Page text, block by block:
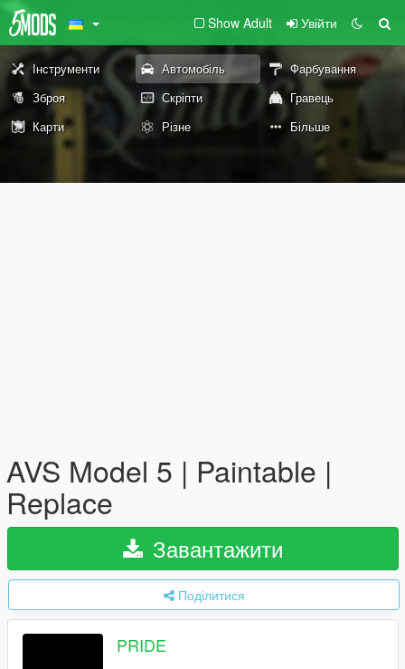
Show Adult Увійти
Інструменти Автомобіль
Фарбування
Зброя
Скріпти
Гравець
Карти
Різне Більше
AVS Model 5 | Paintable |
Replace
Завантажити
Поділитися
PRIDE